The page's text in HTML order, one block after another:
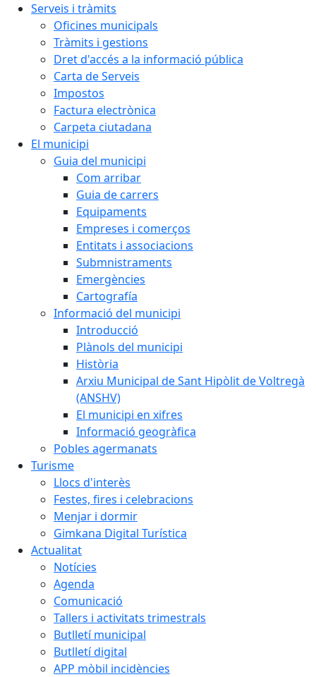
Serveis i tràmits
Oficines municipals
Tràmits i gestions
Dret d'accés a la informació pública
Carta de Serveis
Impostos
Factura electrònica
Carpeta ciutadana
El municipi
Guia del municipi
Com arribar
Guia de carrers
Equipaments
Empreses i comerços
Entitats i associacions
Submnistraments
Emergències
Cartografía
Informació del municipi
Introducció
Plànols del municipi
Història
Arxiu Municipal de Sant Hipòlit de Voltregà
(ANSHV)
El municipi en xifres
Informació geogràfica
Pobles agermanats
Turisme
Llocs d'interès
Festes, fires i celebracions
Menjar i dormir
Gimkana Digital Turística
Actualitat
Notícies
Agenda
Comunicació
Tallers i activitats trimestrals
Butlletí municipal
Butlletí digital
APP mòbil incidències